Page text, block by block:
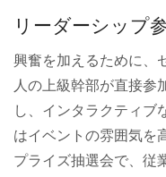
リーダーシップ
興奮を加えるために、
人の上級幹部が直接参
し、インタラクティブ
はイベントの雰囲気を
プライズ抽選会で、従